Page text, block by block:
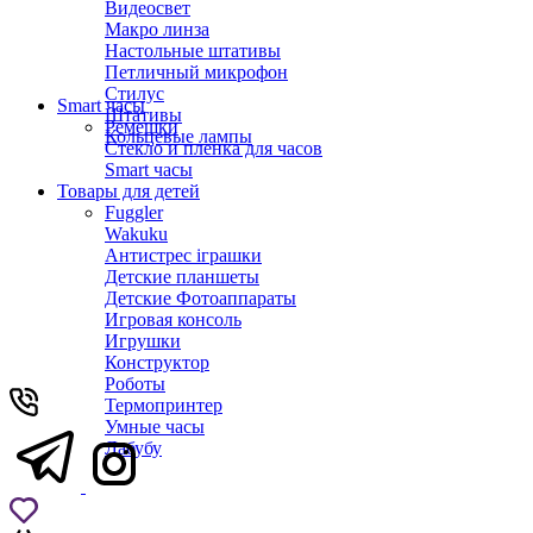
Видеосвет
Макро линза
Настольные штативы
Петличный микрофон
Стилус
Штативы
Кольцевые лампы
Smart часы
Ремешки
Стекло и пленка для часов
Smart часы
Товары для детей
Fuggler
Wakuku
Антистрес іграшки
Детские планшеты
Детские Фотоаппараты
Игровая консоль
Игрушки
Конструктор
Роботы
Термопринтер
Умные часы
Лабубу